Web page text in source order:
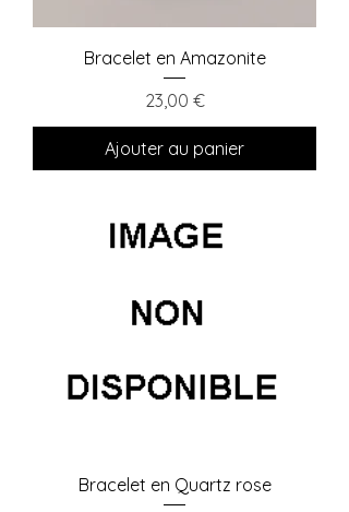
Bracelet en Amazonite
Prix
23,00 €
Ajouter au panier
Bracelet en Quartz rose